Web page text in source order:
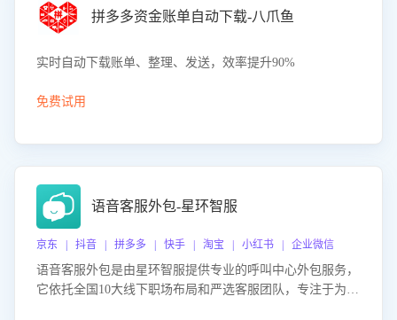
度、客服转化能力及销售业绩。
拼多多资金账单自动下载-八爪鱼
实时自动下载账单、整理、发送，效率提升90%
免费试用
语音客服外包-星环智服
京东 | 抖音 | 拼多多 | 快手 | 淘宝 | 小红书 | 企业微信
语音客服外包是由星环智服提供专业的呼叫中心外包服务，
它依托全国10大线下职场布局和严选客服团队，专注于为企